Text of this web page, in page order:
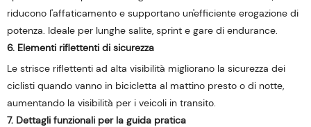
riducono l'affaticamento e supportano un'efficiente erogazione di
potenza. Ideale per lunghe salite, sprint e gare di endurance.
6. Elementi riflettenti di sicurezza
Le strisce riflettenti ad alta visibilità migliorano la sicurezza dei
ciclisti quando vanno in bicicletta al mattino presto o di notte,
aumentando la visibilità per i veicoli in transito.
7. Dettagli funzionali per la guida pratica